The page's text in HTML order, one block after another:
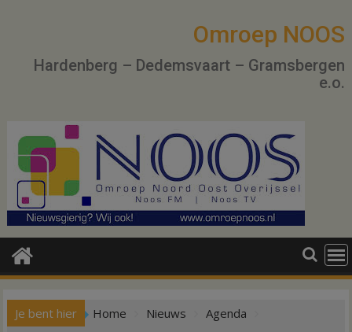
Omroep NOOS
Hardenberg – Dedemsvaart – Gramsbergen
e.o.
Je bent hier Home Nieuws
Agenda